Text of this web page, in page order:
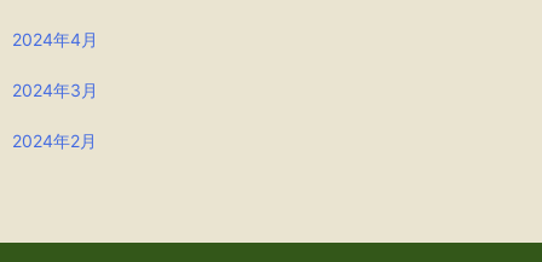
2024年4月
2024年3月
2024年2月